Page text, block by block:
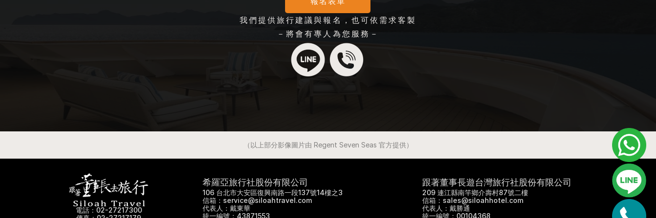
我們提供旅行建議與報名，也可依需求客製
－將會有專人為您服務－
（以上部分影像圖片由 Regent Seven Seas 官方提供）
電話：02-27217300
希羅亞旅行社股份有限公司
106 台北市大安區復興南路一段137號14樓之3
信箱：service@siloahtravel.com
代表人：戴東華
統一編號：43871553
跟著董事長遊台灣旅行社股份有限公司
209 連江縣南竿鄉介壽村87號二樓
信箱：sales@siloahhotel.com
代表人：戴勝通
統一編號：00104368